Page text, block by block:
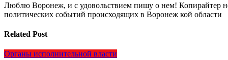
Люблю Воронеж, и с удовольствием пишу о нем! Копирайтер
политических событий происходящих в Воронеж кой области
Related Post
Органы исполнительной власти